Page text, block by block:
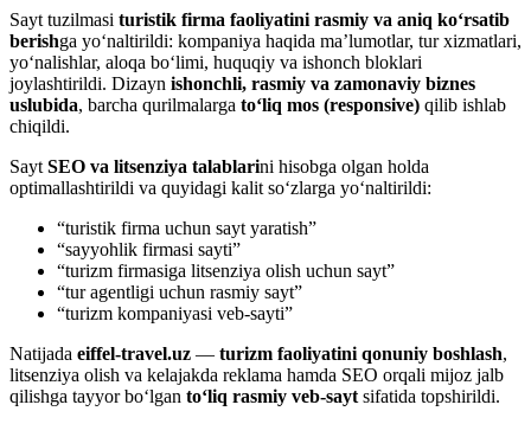
Sayt tuzilmasi turistik firma faoliyatini rasmiy va aniq ko‘rsatib
berishga yo‘naltirildi: kompaniya haqida ma’lumotlar, tur xizmatlari,
yo‘nalishlar, aloqa bo‘limi, huquqiy va ishonch bloklari
joylashtirildi. Dizayn ishonchli, rasmiy va zamonaviy biznes
uslubida, barcha qurilmalarga to‘liq mos (responsive) qilib ishlab
chiqildi.
Sayt SEO va litsenziya talablarini hisobga olgan holda
optimallashtirildi va quyidagi kalit so‘zlarga yo‘naltirildi:
“turistik firma uchun sayt yaratish”
“sayyohlik firmasi sayti”
“turizm firmasiga litsenziya olish uchun sayt”
“tur agentligi uchun rasmiy sayt”
“turizm kompaniyasi veb-sayti”
Natijada eiffel-travel.uz — turizm faoliyatini qonuniy boshlash,
litsenziya olish va kelajakda reklama hamda SEO orqali mijoz jalb
qilishga tayyor bo‘lgan to‘liq rasmiy veb-sayt sifatida topshirildi.